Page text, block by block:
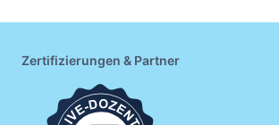
Zertifizierungen & Partner